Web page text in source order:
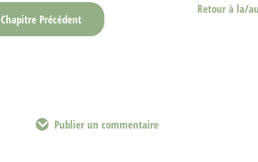
Chapitre Précédent
Retour à la/
Publier un commentaire